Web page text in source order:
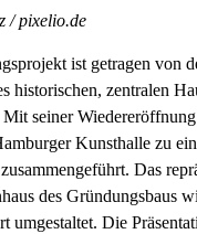
/ pixelio.de
ist getragen von
historischen, zentralen
seiner
Kunsthalle zu
Das
des Gründungsbaus
umgestaltet. Die